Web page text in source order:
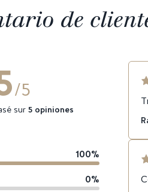
de
/5
sur 5 opiniones
100%
0%